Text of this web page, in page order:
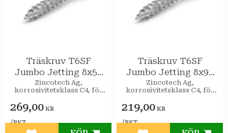
Träskruv T6SF
Jumbo Jetting 8x50
utv 100st/pkt
Zincotech Ag,
korrosivitetsklass C4, för
269,00 KR
/PKT
Träskruv T6SF
Jumbo Jetting 8x90
utv 50st/pkt
Zincotech Ag,
korrosivitetsklass C4, för
219,00 KR
/PKT